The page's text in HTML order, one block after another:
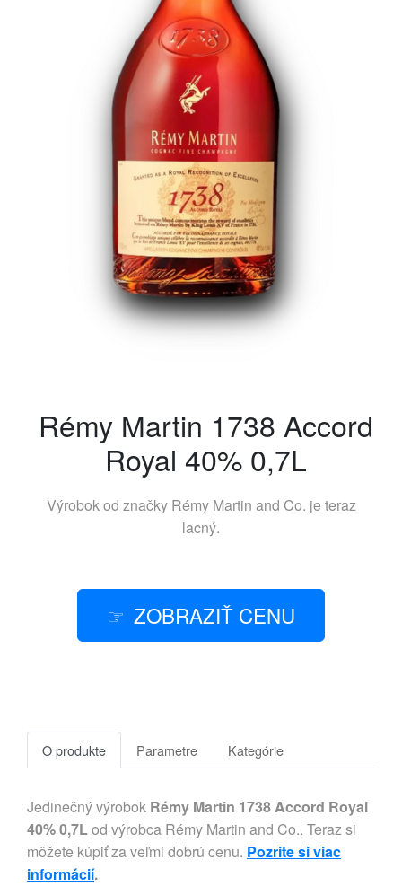
Rémy Martin 1738 Accord
Royal 40% 0,7L
Výrobok od značky Rémy Martin and Co. je teraz
lacný.
ZOBRAZIŤ CENU
O produkte Parametre Kategórie
Jedinečný výrobok Rémy Martin 1738 Accord Royal
40% 0,7Lod výrobca Rémy Martin and Co.. Teraz si
môžete kúpiť za veľmi dobrú cenu. Pozrite si viac
informácií.